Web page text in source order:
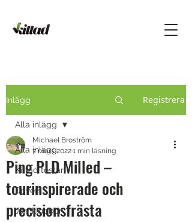
Inlägg Registrera
Alla inlägg
Kittad testar
Drivers
Järnklubbor
Alla inlägg
Ping PLD Milled –
tourinspirerade och
precisionsfrästa
Michael Broström
7 mars 20221 min läsning